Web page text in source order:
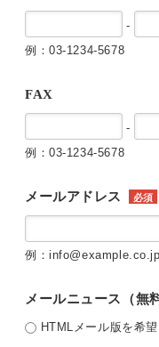
-
例：03-1234-5678
FAX
-
例：03-1234-5678
メールアドレス 必須
例：info@example.co.jp
メールニュース（無
HTMLメール版を希